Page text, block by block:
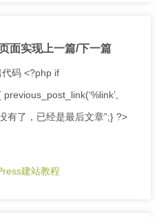
面实现上一篇/下一篇
码 <?php if
有了，已经是最后文章”;} ?>
建站教程